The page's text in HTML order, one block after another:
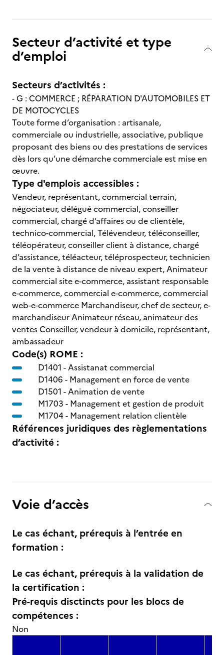
Secteur d’activité et type
d’emploi
Secteurs d’activités :
- G : COMMERCE ; RÉPARATION D'AUTOMOBILES ET
DE MOTOCYCLES
Toute forme d’organisation : artisanale,
commerciale ou industrielle, associative, publique
proposant des biens ou des prestations de services
dès lors qu’une démarche commerciale est mise en
œuvre.
Type d'emplois accessibles :
Vendeur, représentant, commercial terrain,
négociateur, délégué commercial, conseiller
commercial, chargé d’affaires ou de clientèle,
technico-commercial, Télévendeur, téléconseiller,
téléopérateur, conseiller client à distance, chargé
d’assistance, téléacteur, téléprospecteur, technicien
de la vente à distance de niveau expert, Animateur
commercial site e-commerce, assistant responsable
e-commerce, commercial e-commerce, commercial
web-e-commerce Marchandiseur, chef de secteur, e-
marchandiseur Animateur réseau, animateur des
ventes Conseiller, vendeur à domicile, représentant,
ambassadeur
Code(s) ROME :
D1401 -Assistanat commercial
D1406 - Management en force de vente
D1501 -Animation de vente
M1703 - Management et gestion de produit
M1704 - Management relation clientèle
Références juridiques des règlementations
d’activité :
Voie d’accès
Le cas échant, prérequis à l’entrée en
formation :
Le cas échant, prérequis à la validation de
la certification :
Pré-requis disctincts pour les blocs de
compétences :
Non